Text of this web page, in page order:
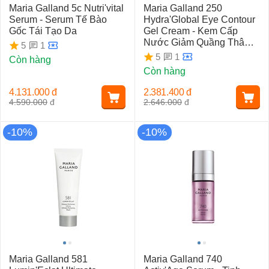
Maria Galland 5c Nutri'vital
Serum - Serum Tế Bào
Gốc Tái Tạo Da
5
1
Còn hàng
4.590.000 đ
4.131.000 đ
Maria Galland 250
Hydra'Global Eye Contour
Gel Cream - Kem Cấp
Nước Giảm Quầng Thâm,
Bọng Mắt
5
1
Còn hàng
2.646.000 đ
2.381.400 đ
-10%
Maria Galland 581
-10%
Maria Galland 740